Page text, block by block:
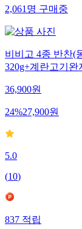
2,061명구매중
비비고 4종 반찬(
320g+계란고기완
36,900원
24%27,900원
5.0
(10)
837적립